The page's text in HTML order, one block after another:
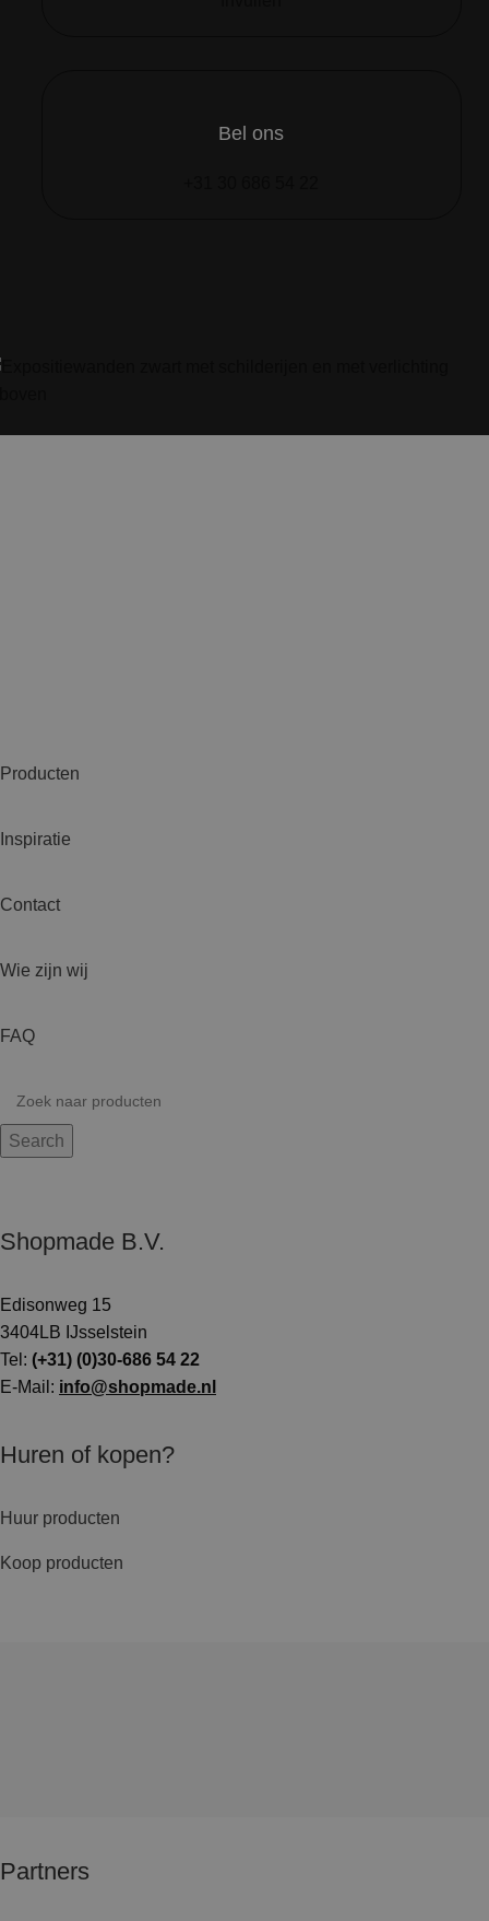
Bel ons
Producten
Inspiratie
Contact
Wie zijn wij
FAQ
Search
Shopmade B.V.
Edisonweg 15
3404LB IJsselstein
Tel: (+31) (0)30-686 54 22
E-Mail: info@shopmade.nl
Huren of kopen?
Huur producten
Koop producten
Partners